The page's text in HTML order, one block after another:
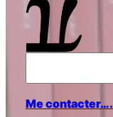
e
Me contacter….